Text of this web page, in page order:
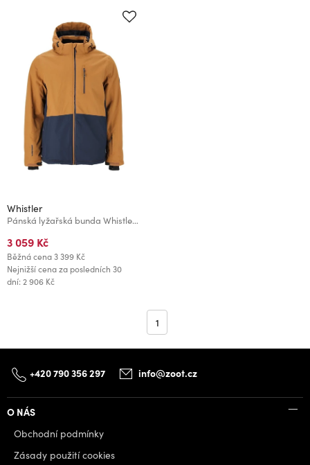
Whistler
Pánská lyžařská bunda Whistler Drizzle M
3 059 Kč
Běžná cena3 399 Kč
Nejnižší cena za posledních 30
dní: 2 906 Kč
1
+420 790 356 297 info@zoot.cz
O NÁS
Obchodní podmínky
Zásady použití cookies